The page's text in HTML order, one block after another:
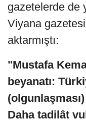
gazetelerde de
Viyana
aktarmıştı:
"Mustafa
beyanatı:
Daha tadilât